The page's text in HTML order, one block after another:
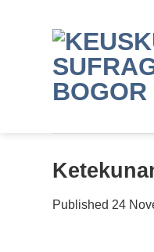
Published 24